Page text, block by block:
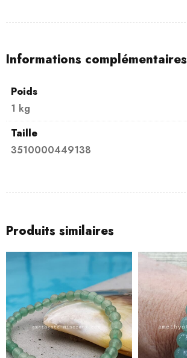
Informations complémentaires
Poids
1 kg
Taille
3510000449138
Produits similaires